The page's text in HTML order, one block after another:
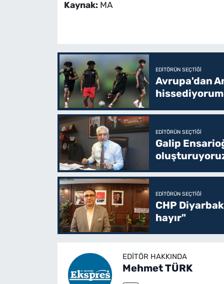
Kaynak: MA
EDITÖRÜN SEÇTIĞI
Avrupa'dan
hissediyorum
EDITÖRÜN SEÇTIĞI
Galip
EDITÖRÜN SEÇTIĞI
CHP
hayır"
EDITÖR HAKKINDA
Mehmet TÜRK